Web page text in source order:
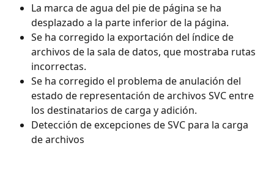
La marca de agua del pie de página se ha
desplazado a la parte inferior de la página.
Se ha corregido la exportación del índice de
archivos de la sala de datos, que mostraba rutas
incorrectas.
Se ha corregido el problema de anulación del
estado de representación de archivos SVC entre
los destinatarios de carga y adición.
Detección de excepciones de SVC para la carga
de archivos